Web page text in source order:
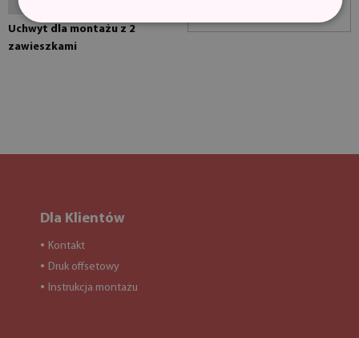
Uchwyt dla montażu z 2
zawieszkami
Dla Klientów
● Kontakt
● Druk offsetowy
● Instrukcja montażu